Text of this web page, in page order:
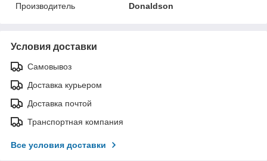
Производитель
Donaldson
Условия доставки
Самовывоз
Доставка курьером
Доставка почтой
Транспортная компания
Все условия доставки